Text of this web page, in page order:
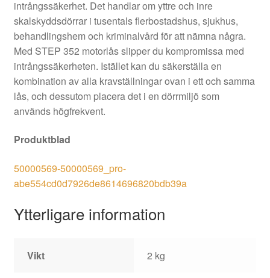
intrångssäkerhet. Det handlar om yttre och inre
skalskyddsdörrar i tusentals flerbostadshus, sjukhus,
behandlingshem och kriminalvård för att nämna några.
Med STEP 352 motorlås slipper du kompromissa med
intrångssäkerheten. Istället kan du säkerställa en
kombination av alla kravställningar ovan i ett och samma
lås, och dessutom placera det i en dörrmiljö som
används högfrekvent.
Produktblad
50000569-50000569_pro-
abe554cd0d7926de8614696820bdb39a
Ytterligare information
Vikt 2 kg